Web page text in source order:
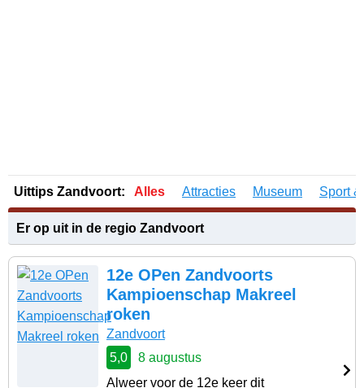
Uittips Zandvoort: Alles Attracties Museum Sport
Er op uit in de regio Zandvoort
12e OPen Zandvoorts
Kampioenschap Makreel
roken
Zandvoort
5,0
8 augustus
Alweer voor de 12e keer dit